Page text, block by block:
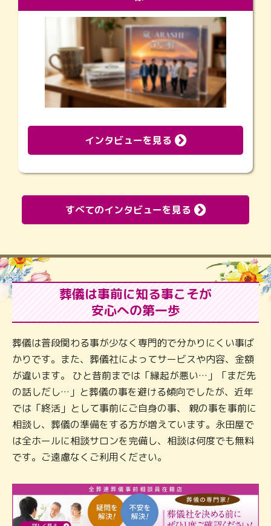
インタビューを見る
すべてのインタビューを見る
葬儀は事前に知る事こそが
安心への第一歩
葬儀は普段関わる事が少なく専門的で分かりにくい事ば
かりです。また、葬儀社によってサービスや内容、金額
が違います。 ひと昔前までは「縁起が悪い…」「まだ先
の話しだし…」と葬儀の事を避ける傾向でしたが、近年
では「終活」として事前にご自身の事、 親の事を事前に
相談し、葬儀の準備をする方が増えています。永田屋で
は全ホールに相談サロンを完備し、相談は何度でも無料
です。ご遠慮なくご利用ください。